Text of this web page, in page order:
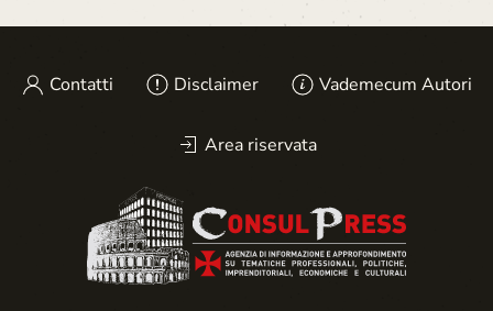
Contatti Disclaimer Vademecum Autori
Area riservata